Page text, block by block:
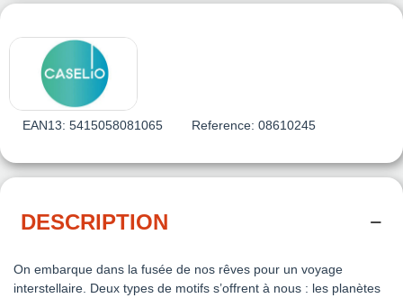
EAN13: 5415058081065 Reference: 08610245
DESCRIPTION
On embarque dans la fusée de nos rêves pour un voyage
interstellaire. Deux types de motifs s’offrent à nous : les planètes